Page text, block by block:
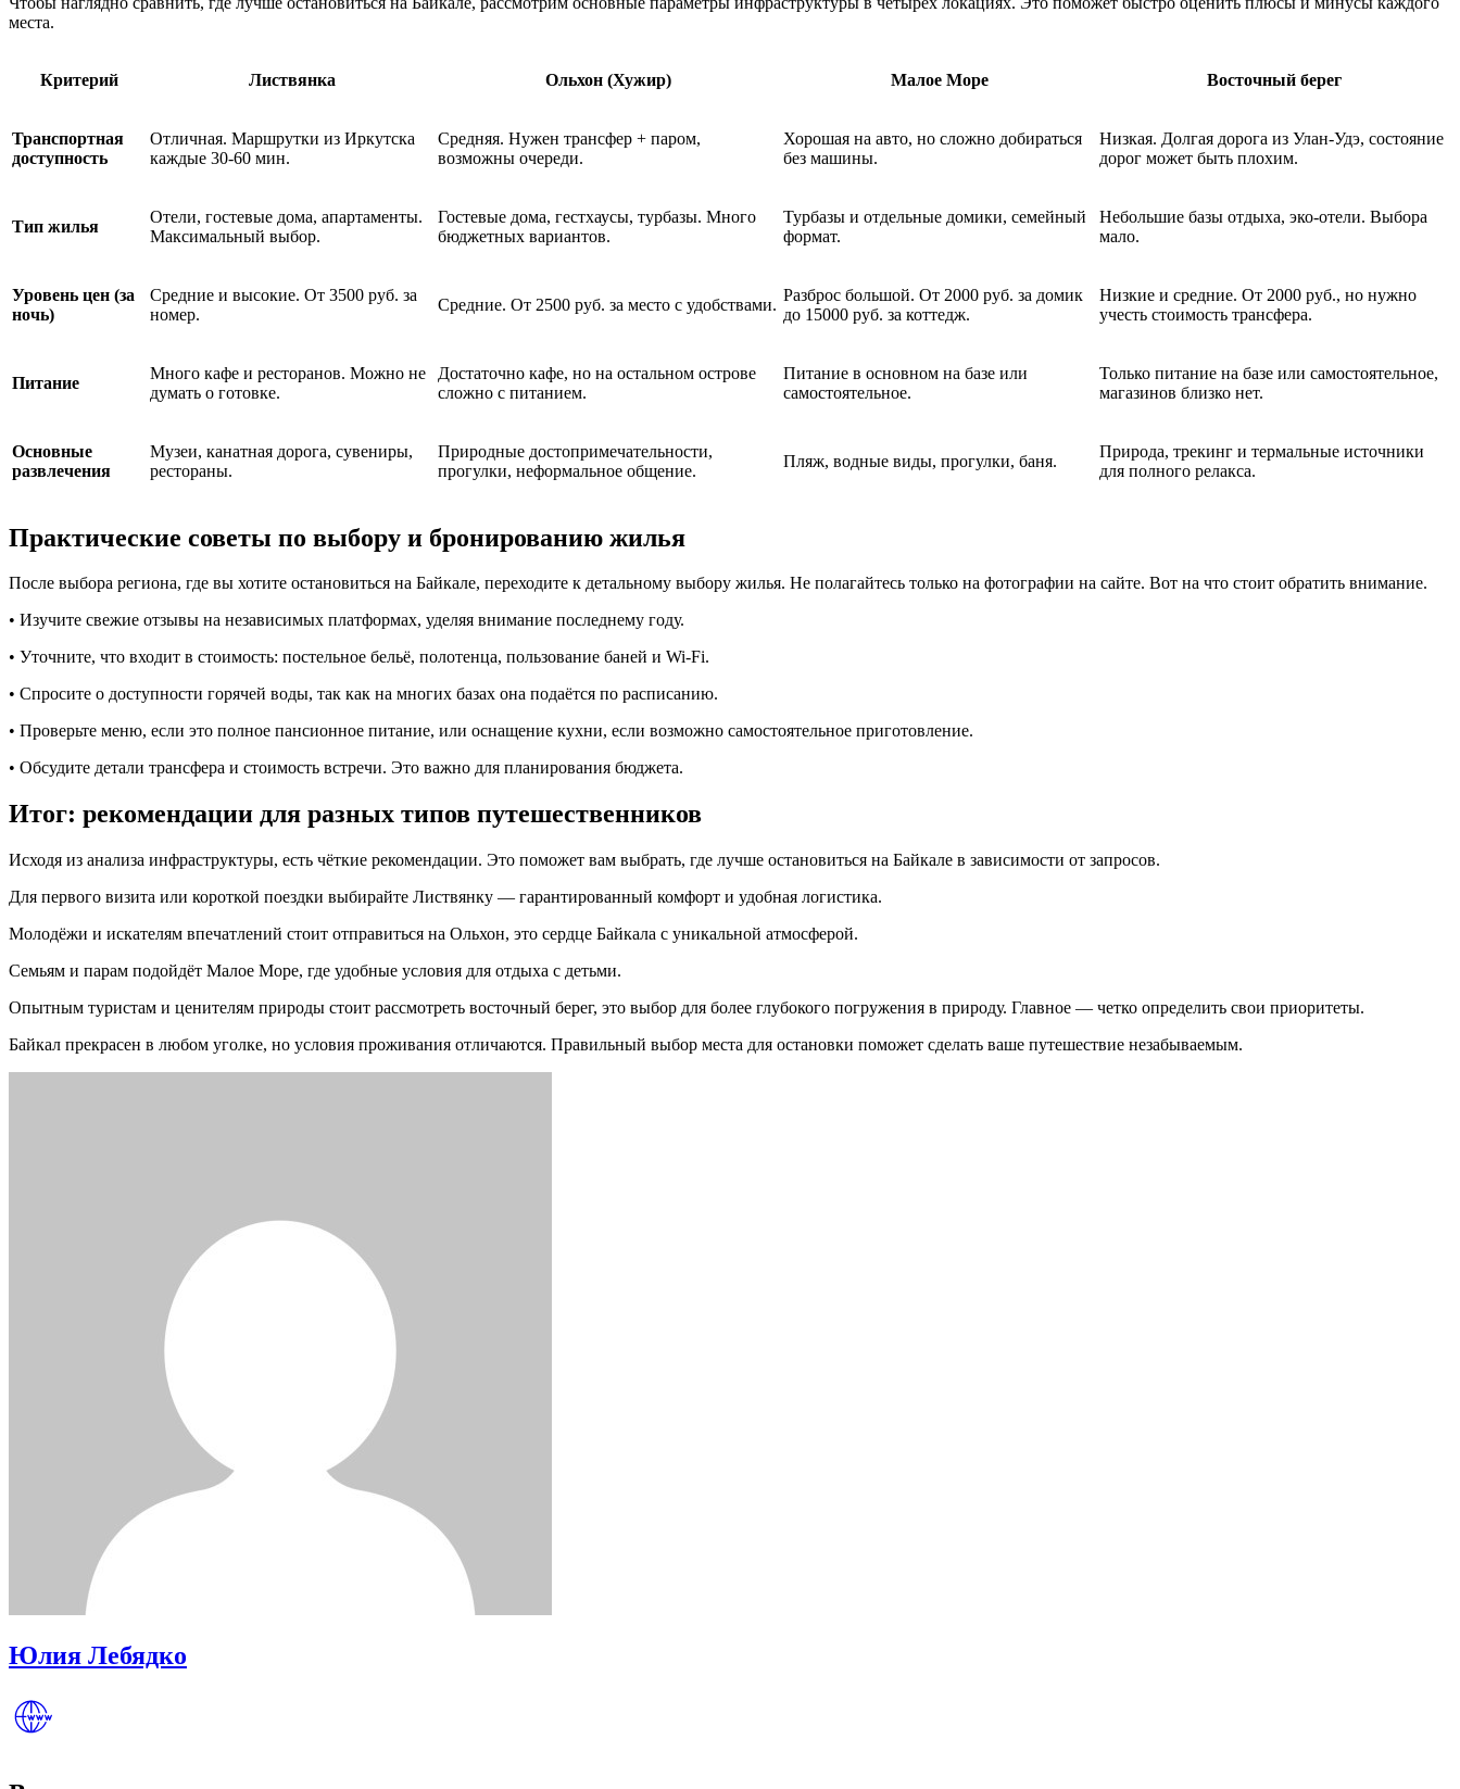
места.
Критерий Листвянка Ольхон (Хужир) Малое Море Восточный берег
Транспортная
доступность
Отличная. Маршрутки из Иркутска
каждые 30-60 мин.
Средняя. Нужен трансфер + паром,
возможны очереди.
Хорошая на авто, но сложно добираться
без машины.
Низкая. Долгая дорога из Улан-Удэ, состояние
дорог может быть плохим.
Тип жилья
Отели, гостевые дома, апартаменты.
Максимальный выбор.
Гостевые дома, гестхаусы, турбазы. Много
бюджетных вариантов.
Турбазы и отдельные домики, семейный
формат.
Небольшие базы отдыха, эко-отели. Выбора
мало.
Уровень цен (за
ночь)
Средние и высокие. От 3500 руб. за
номер.
Средние. От 2500 руб. за место с удобствами.
Разброс большой. От 2000 руб. за домик
до 15000 руб. за коттедж.
Низкие и средние. От 2000 руб., но нужно
учесть стоимость трансфера.
Питание
Много кафе и ресторанов. Можно не
думать о готовке.
Достаточно кафе, но на остальном острове
сложно с питанием.
Питание в основном на базе или
самостоятельное.
Только питание на базе или самостоятельное,
магазинов близко нет.
Основные
развлечения
Музеи, канатная дорога, сувениры,
рестораны.
Природные достопримечательности,
прогулки, неформальное общение.
Пляж, водные виды, прогулки, баня.
Природа, трекинг и термальные источники
для полного релакса.
Практические советы по выбору и бронированию жилья
После выбора региона, где вы хотите остановиться на Байкале, переходите к детальному выбору жилья. Не полагайтесь только на фотографии на сайте. Вот на что стоит обратить внимание.
• Изучите свежие отзывы на независимых платформах, уделяя внимание последнему году.
• Уточните, что входит в стоимость: постельное бельё, полотенца, пользование баней и Wi-Fi.
• Спросите о доступности горячей воды, так как на многих базах она подаётся по расписанию.
• Проверьте меню, если это полное пансионное питание, или оснащение кухни, если возможно самостоятельное приготовление.
• Обсудите детали трансфера и стоимость встречи. Это важно для планирования бюджета.
Итог: рекомендации для разных типов путешественников
Исходя из анализа инфраструктуры, есть чёткие рекомендации. Это поможет вам выбрать, где лучше остановиться на Байкале в зависимости от запросов.
Для первого визита или короткой поездки выбирайте Листвянку — гарантированный комфорт и удобная логистика.
Молодёжи и искателям впечатлений стоит отправиться на Ольхон, это сердце Байкала с уникальной атмосферой.
Семьям и парам подойдёт Малое Море, где удобные условия для отдыха с детьми.
Опытным туристам и ценителям природы стоит рассмотреть восточный берег, это выбор для более глубокого погружения в природу. Главное — четко определить свои приоритеты.
Байкал прекрасен в любом уголке, но условия проживания отличаются. Правильный выбор места для остановки поможет сделать ваше путешествие незабываемым.
Юлия Лебядко